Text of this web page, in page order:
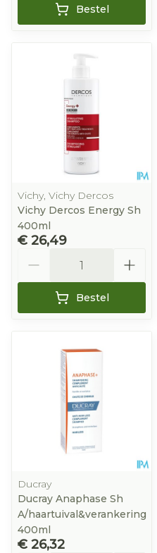
Bestel
Vichy, Vichy Dercos
Vichy Dercos Energy Sh
400ml
€ 26,49
Bestel
Ducray
Ducray Anaphase Sh
A/haartuival&verankering
400ml
€ 26,32